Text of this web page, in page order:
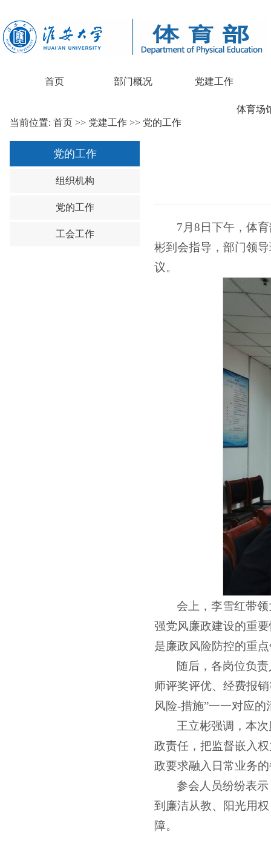
首页 部门概况 党建工作
体育场
当前位置: 首页 >> 党建工作 >> 党的工作
党的工作
组织机构
党的工作
工会工作
7月8日下午，体
彬到会指导，部门领
议。
会上，李雪红带
强党风廉政建设的重
是廉政风险防控的重
随后，各岗位负
师评奖评优、经费报
风险-措施”一一对应
王立彬强调，本
政责任，把监督嵌入
政要求融入日常业务
参会人员纷纷表
到廉洁从教、阳光用
障。